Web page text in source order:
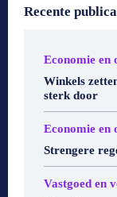
Recente
Economie en
Winkels
sterk door
Economie en
Strengere
Vastgoed en